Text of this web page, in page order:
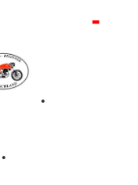
-
•
•